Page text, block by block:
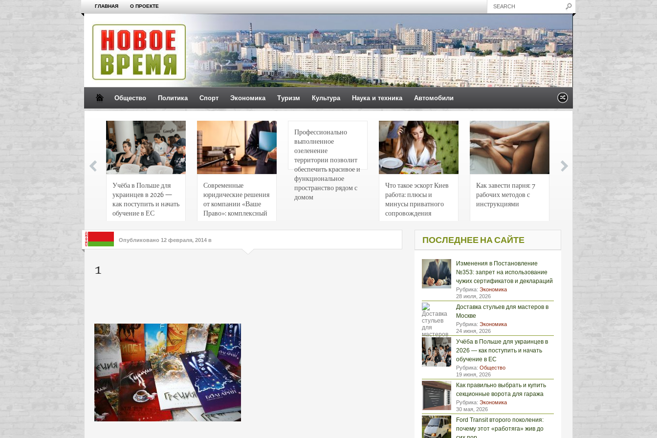
ГЛАВНАЯ О ПРОЕКТЕ
Общество Политика Спорт Экономика Туризм Культура Наука и техника Автомобили
Учёба в Польше для
украинцев в 2026 —
как поступить и начать
обучение в ЕС
Современные
юридические решения
от компании «Ваше
Право»: комплексный
интересов клиентов
Профессионально
выполненное
озеленение
территории позволит
обеспечить красивое и
функциональное
пространство рядом с
домом
Что такое эскорт Киев
работа: плюсы и
минусы приватного
сопровождения
Как завести парня: 7
рабочих методов с
инструкциями
Опубликовано 12 февраля, 2014 в
1
ПОСЛЕДНЕЕ НА САЙТЕ
Изменения в Постановление
№353: запрет на использование
чужих сертификатов и деклараций
Рубрика: Экономика
28 июля, 2026
Доставка стульев для мастеров в
Москве
Рубрика: Экономика
24 июня, 2026
Учёба в Польше для украинцев в
2026 — как поступить и начать
обучение в ЕС
Рубрика: Общество
19 июня, 2026
Как правильно выбрать и купить
секционные ворота для гаража
Рубрика: Экономика
30 мая, 2026
Ford Transit второго поколения:
почему этот «работяга» жив до